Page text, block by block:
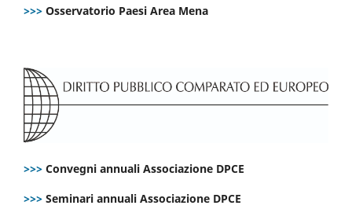
>>> Osservatorio Paesi Area Mena
>>> Convegni annuali Associazione DPCE
>>> Seminari annuali Associazione DPCE